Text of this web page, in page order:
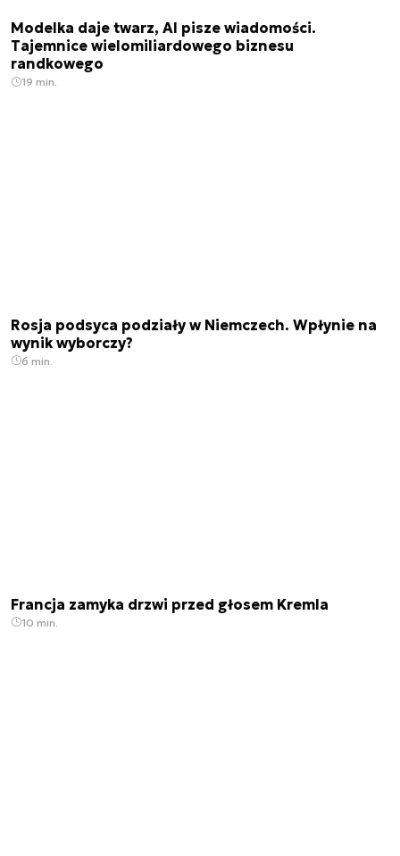
Modelka daje twarz, AI pisze wiadomości.
Tajemnice wielomiliardowego biznesu
randkowego
19 min.
Rosja podsyca podziały w Niemczech. Wpłynie na
wynik wyborczy?
6 min.
Francja zamyka drzwi przed głosem Kremla
10 min.